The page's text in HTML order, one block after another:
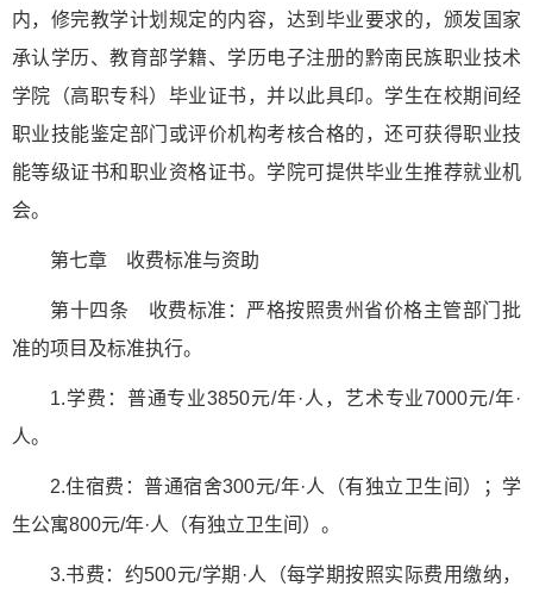
内，修完教学计划规定的内容，达到毕业要求的，颁发国家
承认学历、教育部学籍、学历电子注册的黔南民族职业技术
学院（高职专科）毕业证书，并以此具印。学生在校期间经
职业技能鉴定部门或评价机构考核合格的，还可获得职业技
能等级证书和职业资格证书。学院可提供毕业生推荐就业机
会。
第七章 收费标准与资助
第十四条 收费标准：严格按照贵州省价格主管部门批
准的项目及标准执行。
1.学费：普通专业3850元/年·人，艺术专业7000元/年·
人。
2.住宿费：普通宿舍300元/年·人（有独立卫生间）；学
生公寓800元/年·人（有独立卫生间）。
3.书费：约500元/学期·人（每学期按照实际费用缴纳，